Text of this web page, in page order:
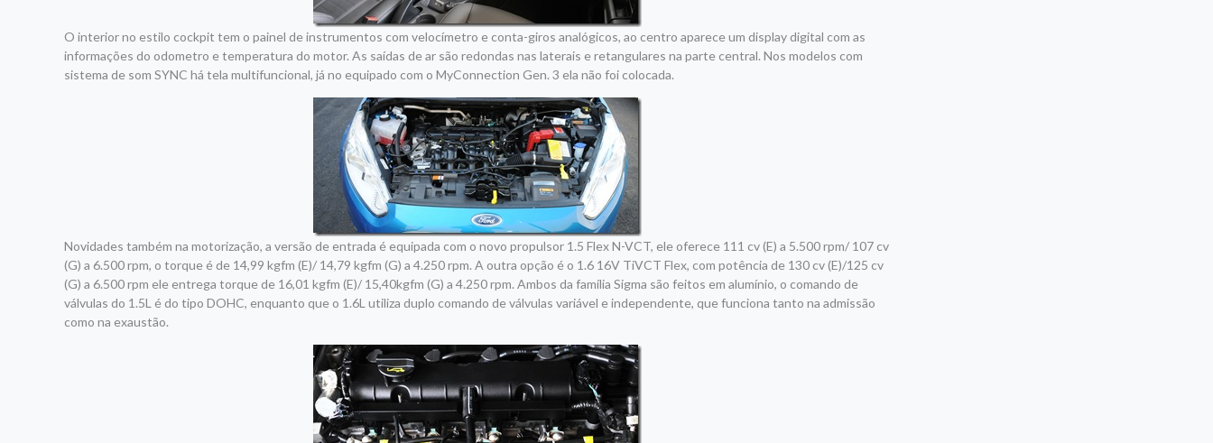
O interior no estilo cockpit tem o painel de instrumentos com velocímetro e conta-giros analógicos, ao centro aparece um display digital com as
informações do odometro e temperatura do motor. As saídas de ar são redondas nas laterais e retangulares na parte central. Nos modelos com
sistema de som SYNC há tela multifuncional, já no equipado com o MyConnection Gen. 3 ela não foi colocada.
Novidades também na motorização, a versão de entrada é equipada com o novo propulsor 1.5 Flex N-VCT, ele oferece 111 cv (E) a 5.500 rpm/ 107 cv
(G) a 6.500 rpm, o torque é de 14,99 kgfm (E)/ 14,79 kgfm (G) a 4.250 rpm. A outra opção é o 1.6 16V TiVCT Flex, com potência de 130 cv (E)/125 cv
(G) a 6.500 rpm ele entrega torque de 16,01 kgfm (E)/ 15,40kgfm (G) a 4.250 rpm. Ambos da família Sigma são feitos em alumínio, o comando de
válvulas do 1.5L é do tipo DOHC, enquanto que o 1.6L utiliza duplo comando de válvulas variável e independente, que funciona tanto na admissão
como na exaustão.